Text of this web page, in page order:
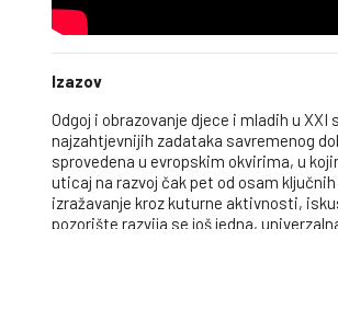
Izazov
Odgoj i obrazovanje djece i mladih u
najzahtjevnijih zadataka savremenog
sprovedena u evropskim okvirima, u
uticaj na razvoj čak pet od osam
izražavanje kroz kuturne aktivnosti,
pozorište razvija se još jedna,